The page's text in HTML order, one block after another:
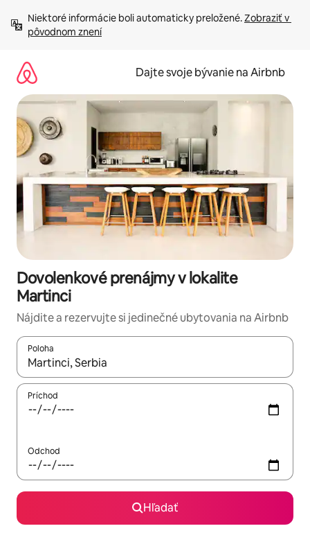
obsah.
Niektoré informácie boli automaticky preložené. Zobraziť v
pôvodnom znení
Dajte svoje bývanie na Airbnb
Dovolenkové prenájmy v lokalite
Martinci
Nájdite a rezervujte si jedinečné ubytovania na Airbnb
Poloha
Keď budú výsledky k dispozícii, môžete si ich prechádzať
Príchod
Odchod
Hľadať